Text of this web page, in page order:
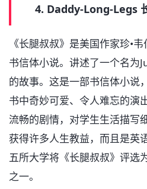
4. Daddy-Long-Legs
《长腿叔叔》是美国作家珍•
书信体小说。讲述了一个名为
的故事。这是一部书信体小说
书中奇妙可爱、令人难忘的演
流畅的剧情，对学生生活描写
获得许多人生教益，而且是英
五所大学将《长腿叔叔》评选
之一。